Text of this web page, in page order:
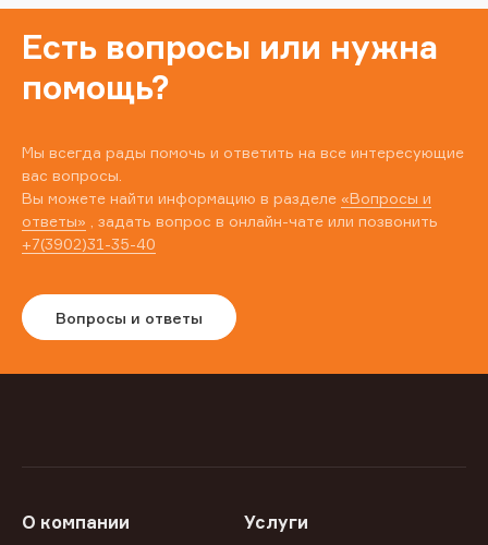
Есть вопросы или нужна
помощь?
Мы всегда рады помочь и ответить на все интересующие
вас вопросы.
Вы можете найти информацию в разделе «Вопросы и
ответы» , задать вопрос в онлайн-чате или позвонить
+7(3902)31-35-40
Вопросы и ответы
О компании Услуги